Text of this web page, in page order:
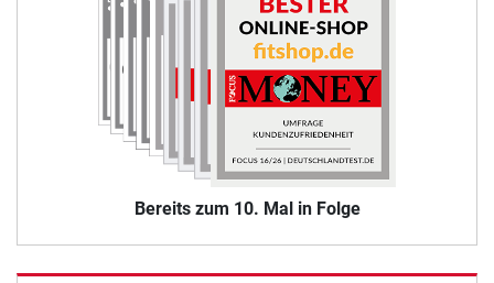
Bereits zum 10. Mal in Folge